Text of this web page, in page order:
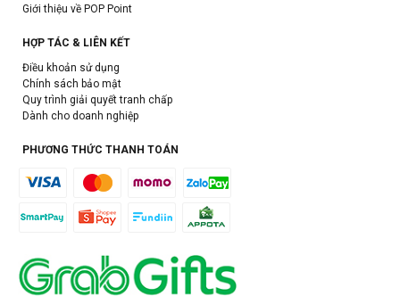
Giới thiệu về POP Point
HỢP TÁC & LIÊN KẾT
Điều khoản sử dụng
Chính sách bảo mật
Quy trình giải quyết tranh chấp
Dành cho doanh nghiệp
PHƯƠNG THỨC THANH TOÁN